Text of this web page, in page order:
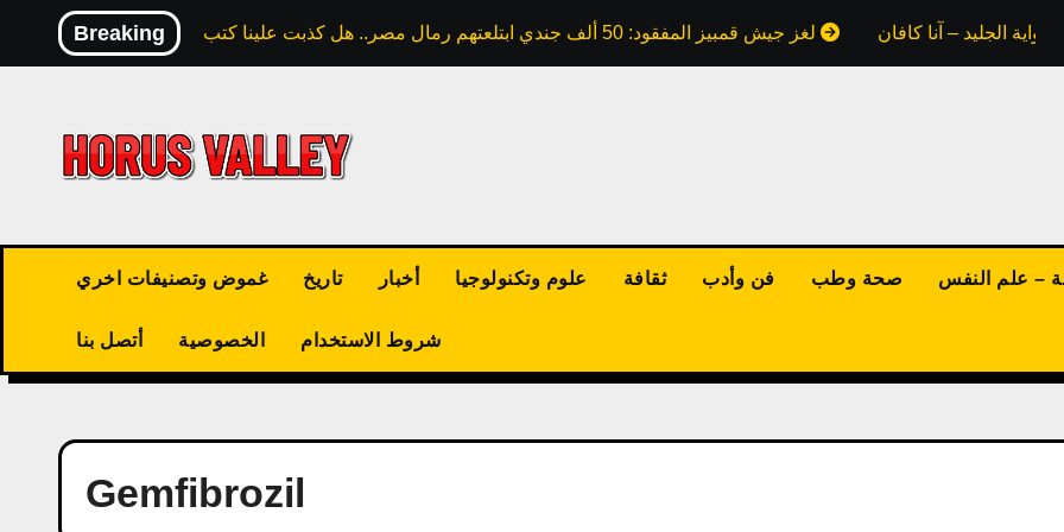
Breaking الجليد – آنا كافان لغز جيش قمبيز المفقود: 50 ألف جندي ابتلعتهم رمال مصر.. هل كذبت علينا كتب التاريخ؟
غموض وتصنيفات اخري تاريخ أخبار علوم وتكنولوجيا ثقافة فن وأدب صحة وطب – علم النفس
أتصل بنا الخصوصية شروط الاستخدام
Gemfibrozil